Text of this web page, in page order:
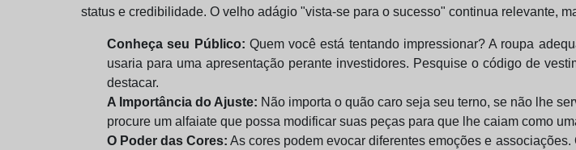
status e credibilidade. O velho adágio "vista-se para o sucesso" continua relevante,
Conheça seu Público: Quem você está tentando impressionar? A roupa
usaria para uma apresentação perante investidores. Pesquise o código de
destacar.
A Importância do Ajuste: Não importa o quão caro seja seu terno, se não lhe
procure um alfaiate que possa modificar suas peças para que lhe caiam como
O Poder das Cores: As cores podem evocar diferentes emoções e